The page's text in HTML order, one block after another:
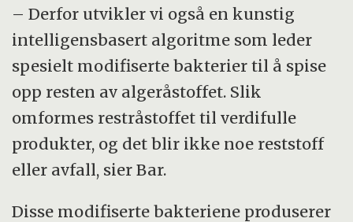
– Derfor utvikler vi også en kunstig
intelligensbasert algoritme som leder
spesielt modifiserte bakterier til å spise
opp resten av algeråstoffet. Slik
omformes restråstoffet til verdifulle
produkter, og det blir ikke noe reststoff
eller avfall, sier Bar.
Disse modifiserte bakteriene produserer